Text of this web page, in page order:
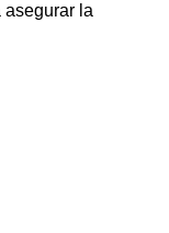
asegurar la